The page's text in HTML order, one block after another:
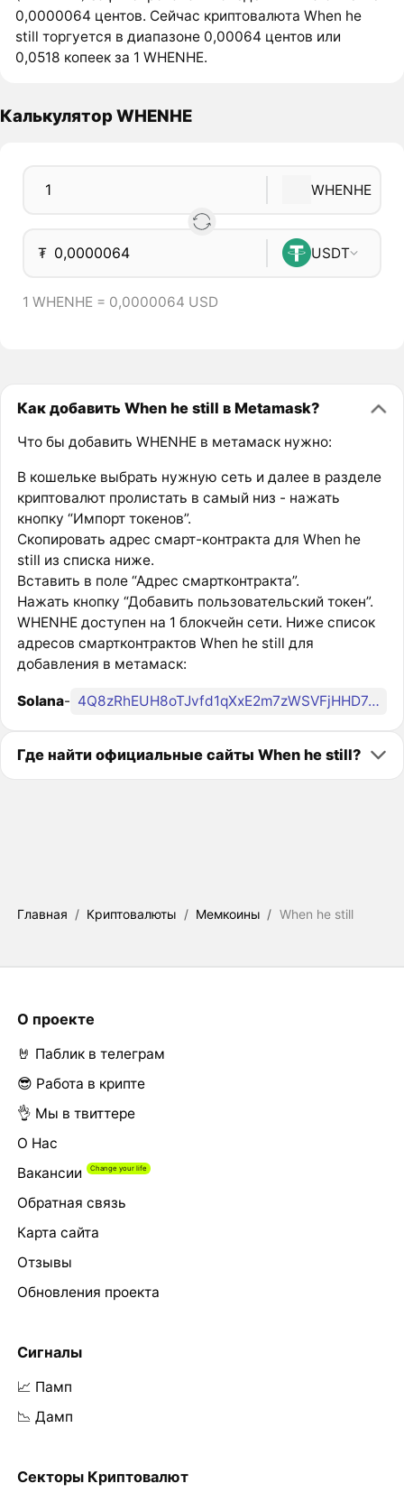
0,0000064 центов. Сейчас криптовалюта When he
still торгуется в диапазоне 0,00064 центов или
0,0518 копеек за 1 WHENHE.
Калькулятор WHENHE
WHENHE
₮ USDT
1 WHENHE = 0,0000064 USD
Как добавить When he still в Metamask?
Что бы добавить WHENHE в метамаск нужно:
В кошельке выбрать нужную сеть и далее в разделе
криптовалют пролистать в самый низ - нажать
кнопку “Импорт токенов”.
Скопировать адрес смарт-контракта для When he
still из списка ниже.
Вставить в поле “Адрес смартконтракта”.
Нажать кнопку “Добавить пользовательский токен”.
WHENHE доступен на 1 блокчейн сети. Ниже список
адресов смартконтрактов When he still для
добавления в метамаск:
Solana- 4Q8zRhEUH8oTJvfd1qXxE2m7zWSVFjHHD7sZPvWWpump
Где найти официальные сайты When he still?
Главная / Криптовалюты / Мемкоины / When he still
О проекте
🤘 Паблик в телеграм
😎 Работа в крипте
👌 Мы в твиттере
О Нас
Вакансии
Обратная связь
Карта сайта
Отзывы
Обновления проекта
Сигналы
📈 Памп
📉 Дамп
Секторы Криптовалют